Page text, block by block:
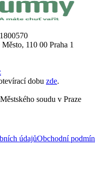
110 00 Praha 1
dobu zde.
soudu v Praze
údajůObchodní